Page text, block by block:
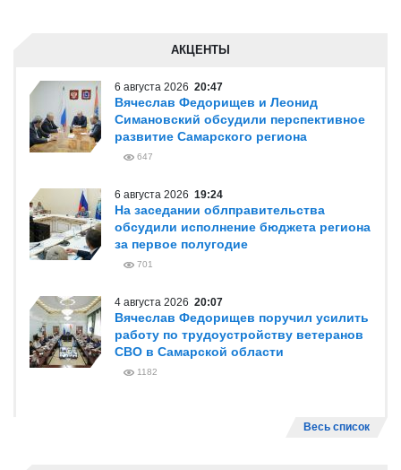
АКЦЕНТЫ
6 августа 2026 20:47
Вячеслав Федорищев и Леонид
Симановский обсудили перспективное
развитие Самарского региона
647
6 августа 2026 19:24
На заседании облправительства
обсудили исполнение бюджета региона
за первое полугодие
701
4 августа 2026 20:07
Вячеслав Федорищев поручил усилить
работу по трудоустройству ветеранов
СВО в Самарской области
1182
Весь список